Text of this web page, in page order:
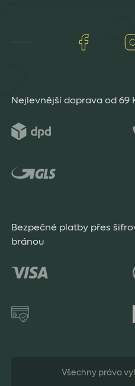
Nejlevnější doprava od 69
Bezpečné platby přes
bránou
Všechny práva